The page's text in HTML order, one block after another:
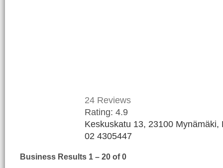
24 Reviews
Rating: 4.9
Keskuskatu 13, 23100 Mynämäki,
02 4305447
Business Results 1 – 20 of 0